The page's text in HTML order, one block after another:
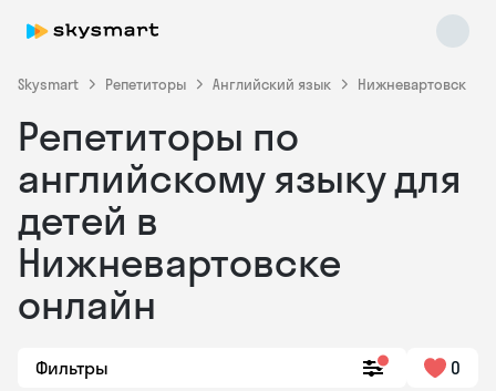
Skysmart Репетиторы Английский язык Нижневартовск
Репетиторы по
английскому языку для
детей в
Нижневартовске
онлайн
Фильтры 0
Skysmart Chat
online